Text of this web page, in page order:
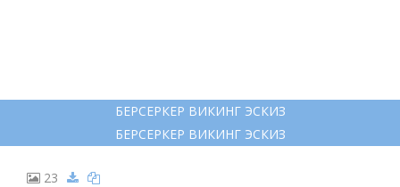
БЕРСЕРКЕР ВИКИНГ ЭСКИЗ
БЕРСЕРКЕР ВИКИНГ ЭСКИЗ
23